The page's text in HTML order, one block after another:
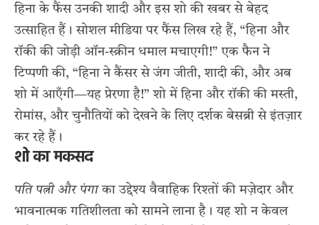
हिना के फैंस उनकी शादी और इस शो की खबर से बेहद
उत्साहित हैं। सोशल मीडिया पर फैंस लिख रहे हैं, “हिना और
रॉकी की जोड़ी ऑन-स्क्रीन धमाल मचाएगी!” एक फैन ने
टिप्पणी की, “हिना ने कैंसर से जंग जीती, शादी की, और अब
शो में आएँगी—यह प्रेरणा है!” शो में हिना और रॉकी की मस्ती,
रोमांस, और चुनौतियों को देखने के लिए दर्शक बेसब्री से इंतज़ार
कर रहे हैं।
शो का मकसद
पति पत्नी और पंगाका उद्देश्य वैवाहिक रिश्तों की मज़ेदार और
भावनात्मक गतिशीलता को सामने लाना है। यह शो न केवल